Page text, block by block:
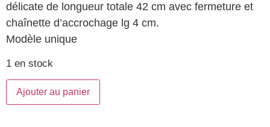
délicate de longueur totale 42 cm avec fermeture et
chaînette d’accrochage lg 4 cm.
Modèle unique
1 en stock
Ajouter au panier